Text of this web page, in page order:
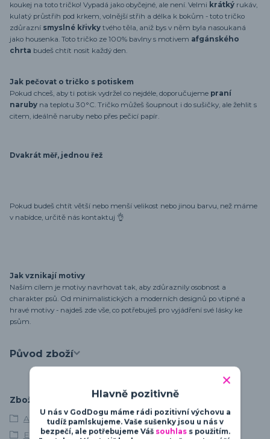
koukej na toto tričko! Vypadá jako obyčejné, ale není. Velmi krátký rukáv,
kulatý průstřih pod krkem, volnější střih a délka k bokům - toto tričko
zdůrazní smyslné křivky tvého těla, aniž bys v něm byla nasoukaná
jako housenka. Toto tričko ze 100% bavlny s motivem afgánského
chrta budeš chtít nosit každý den.
Jak pečovat o tričko s potiskem
Pokud chceš, aby ti potisk vydržel co nejdéle, doporučujeme praní
naruby na teplotu 30°C. Tričko můžeš šoupnout i do sušičky, ale žehlit s
citem, ideálně naruby nebo přes pečicí papír.
Dvakrát měř, jednou řež
Pokud budeš chtít větší nebo menší velikost nebo jinou barvu, než máme
v nabídce, určitě nás kontaktuj 👌
Jak vznikají motivy
Naším cílem je motivy navrhovat tak, aby zdůraznily osobnost a
charakter psů. Od minimalistických a moderních designů po vtipné a
hravé motivy - najdeš zde vše, co potřebuješ pro vyjádření své lásky ke
psům.
Původ zboží
Zboží zařazeno v kategoriích
Afgánský chrt
Elegance & Beauty
Hlavně pozitivně
U nás v GodDogu máme rádi pozitivní výchovu a
tudíž pamlskujeme. Vaše sušenky jsou u nás v
bezpečí, ale potřebujeme Váš souhlass použitím.